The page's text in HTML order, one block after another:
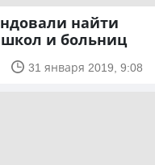
найти
и больниц
31 января 2019, 9:08